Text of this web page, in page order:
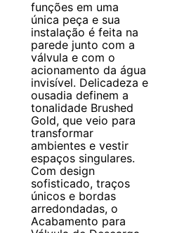
funções em uma
única peça e sua
instalação é feita na
parede junto com a
válvula e com o
acionamento da água
invisível. Delicadeza e
ousadia definem a
tonalidade Brushed
Gold, que veio para
transformar
ambientes e vestir
espaços singulares.
Com design
sofisticado, traços
únicos e bordas
arredondadas, o
Acabamento para